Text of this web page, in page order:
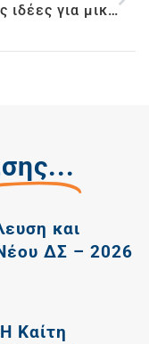
"Μικρές ιδέες για μικρότερους πόνους. Δουλειές στο σπίτι."
και
ΔΣ – 2026
Καίτη